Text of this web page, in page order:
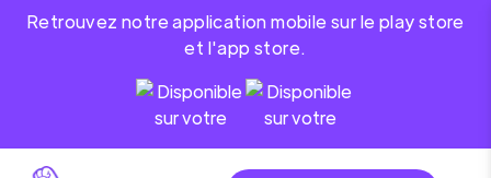
Retrouvez notre application mobile sur le play store
et l'app store.